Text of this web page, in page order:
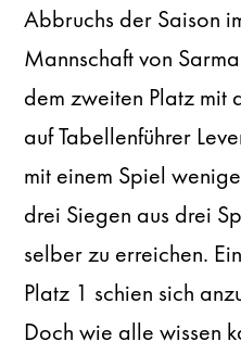
Abbruchs der Saison
Mannschaft von
dem zweiten Platz mit
auf Tabellenführer
mit einem Spiel
drei Siegen aus drei
selber zu erreichen.
Platz 1 schien sich
Doch wie alle wissen